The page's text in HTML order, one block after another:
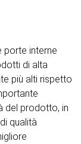
porte interne
di alta
più alti rispetto
del prodotto, in
qualità